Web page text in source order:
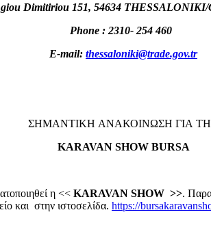
Dimitiriou 151, 54634
Phone : 2310- 254 460
E-mail: thessaloniki@trade.gov.tr
ΣΗΜΑΝΤΙΚΗ ΑΝΑΚΟΙΝΩΣΗ ΓΙΑ
KARAVAN SHOW BURSA
η << KARAVAN SHOW >>.
και στην ιστοσελίδα. https://